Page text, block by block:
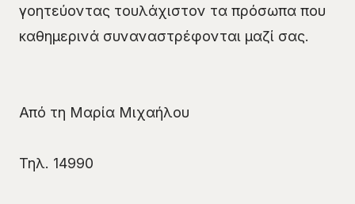
γοητεύοντας τουλάχιστον τα πρόσωπα που
καθημερινά συναναστρέφονται μαζί σας.
Από τη Μαρία Μιχαήλου
Τηλ. 14990